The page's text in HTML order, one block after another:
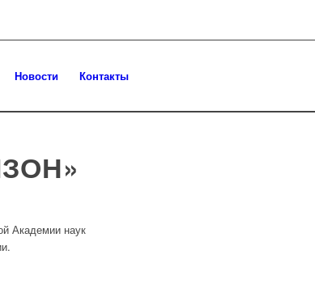
Новости Контакты
Академии наук